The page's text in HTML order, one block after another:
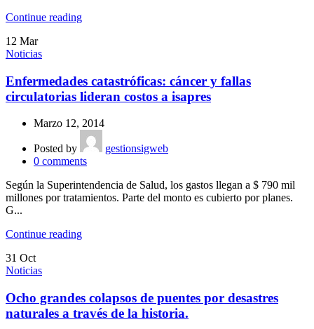
Continue reading
12 Mar
Noticias
Enfermedades catastróficas: cáncer y fallas
circulatorias lideran costos a isapres
Marzo 12, 2014
Posted by
gestionsigweb
0 comments
Según la Superintendencia de Salud, los gastos llegan a $ 790 mil
millones por tratamientos. Parte del monto es cubierto por planes.
G...
Continue reading
31 Oct
Noticias
Ocho grandes colapsos de puentes por desastres
naturales a través de la historia.